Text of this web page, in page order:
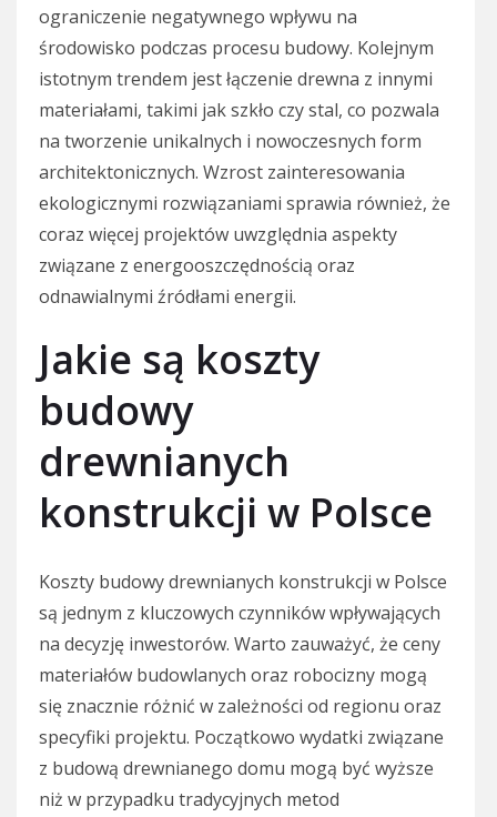
ograniczenie negatywnego wpływu na
środowisko podczas procesu budowy. Kolejnym
istotnym trendem jest łączenie drewna z innymi
materiałami, takimi jak szkło czy stal, co pozwala
na tworzenie unikalnych i nowoczesnych form
architektonicznych. Wzrost zainteresowania
ekologicznymi rozwiązaniami sprawia również, że
coraz więcej projektów uwzględnia aspekty
związane z energooszczędnością oraz
odnawialnymi źródłami energii.
Jakie są koszty
budowy
drewnianych
konstrukcji w Polsce
Koszty budowy drewnianych konstrukcji w Polsce
są jednym z kluczowych czynników wpływających
na decyzję inwestorów. Warto zauważyć, że ceny
materiałów budowlanych oraz robocizny mogą
się znacznie różnić w zależności od regionu oraz
specyfiki projektu. Początkowo wydatki związane
z budową drewnianego domu mogą być wyższe
niż w przypadku tradycyjnych metod